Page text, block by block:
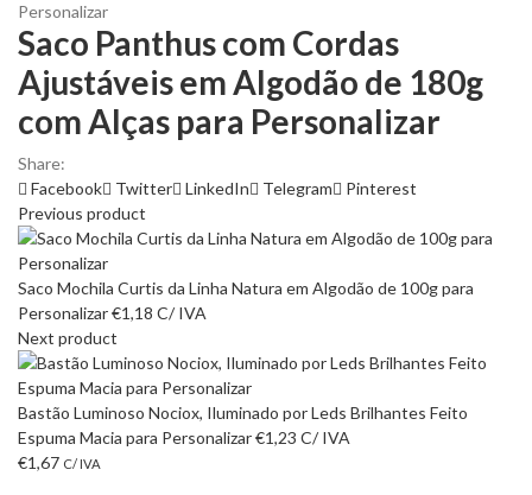
Personalizar
Saco Panthus com Cordas
Ajustáveis em Algodão de 180g
com Alças para Personalizar
Share:
Facebook
Twitter LinkedIn Telegram
Pinterest
Previous product
Saco Mochila Curtis da Linha Natura em Algodão de 100g para
Personalizar€1,18 C/ IVA
Next product
Bastão Luminoso Nociox, Iluminado por Leds Brilhantes Feito
Espuma Macia para Personalizar€1,23 C/ IVA
€1,67 C/ IVA